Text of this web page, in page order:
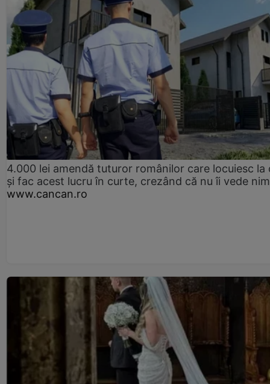
4.000 lei amendă tuturor românilor care locuiesc la
și fac acest lucru în curte, crezând că nu îi vede
www.cancan.ro